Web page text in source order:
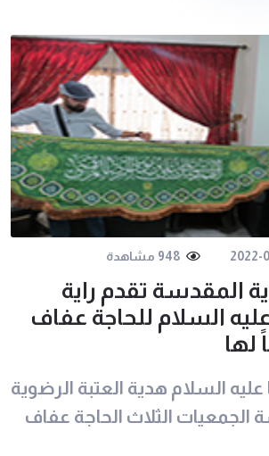
2022-
المقدسة تقدم راية
عليه السلام للحاجة عفاف
لها
عليه السلام هدية العتبة الرضوية
الجمعيات الثلاث الحاجة عفاف